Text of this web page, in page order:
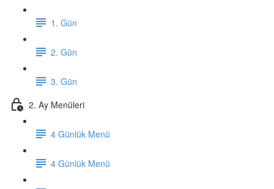
1. Gün
2. Gün
3. Gün
2. Ay Menüleri
4 Günlük Menü
4 Günlük Menü